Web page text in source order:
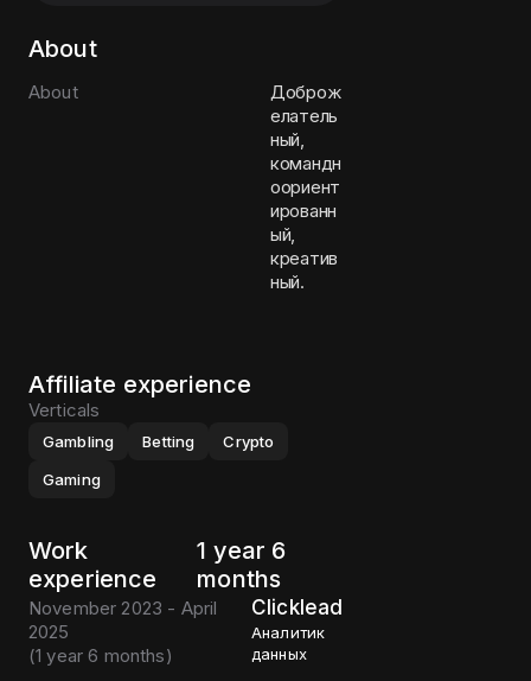
About
About
Доброж
елатель
ный,
командн
оориент
ированн
ый,
креатив
ный.
Affiliate experience
Verticals
Gambling Betting
Crypto
Gaming
Work
experience
1 year 6
months
November 2023 - April
2025
(1 year 6 months)
Clicklead
Аналитик
данных